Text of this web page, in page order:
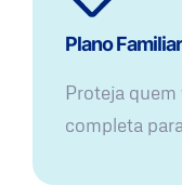
Plano Familiar
Proteja
completa